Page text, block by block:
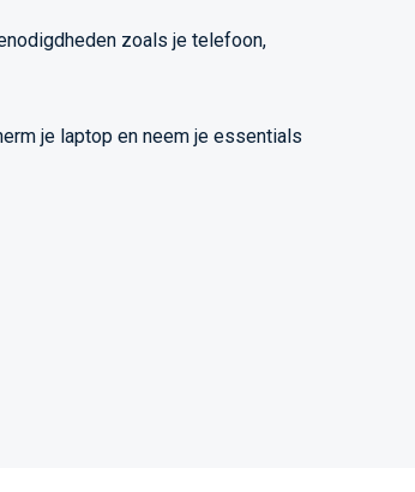
zoals je telefoon,
je laptop en neem je essentials